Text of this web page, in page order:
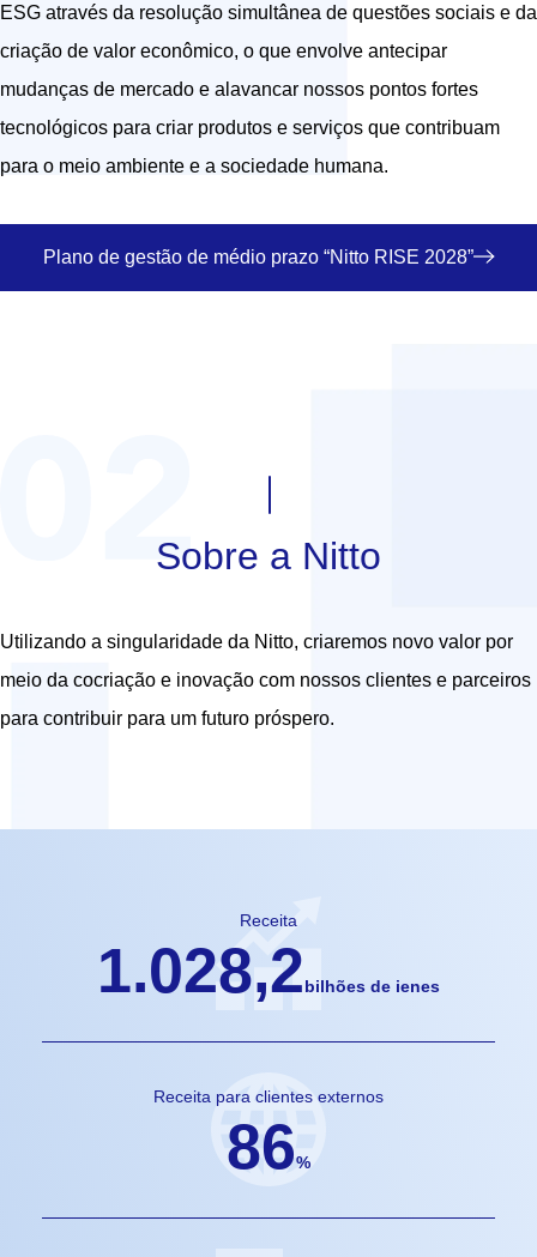
ESG através da resolução simultânea de questões sociais e da
criação de valor econômico, o que envolve antecipar
mudanças de mercado e alavancar nossos pontos fortes
tecnológicos para criar produtos e serviços que contribuam
para o meio ambiente e a sociedade humana.
Plano de gestão de médio prazo “Nitto RISE 2028”
Sobre a Nitto
Utilizando a singularidade da Nitto, criaremos novo valor por
meio da cocriação e inovação com nossos clientes e parceiros
para contribuir para um futuro próspero.
Receita
1.028,2bilhões de ienes
Receita para clientes externos
86%